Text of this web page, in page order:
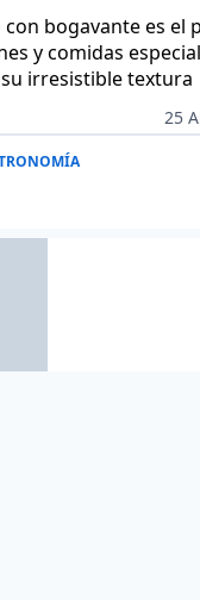
con bogavante es el
y comidas
irresistible textura
25